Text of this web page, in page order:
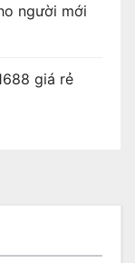
người mới
giá rẻ